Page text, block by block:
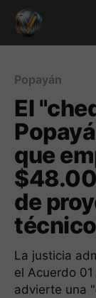
Popayán
El
que
de
La justicia
el Acuerdo
advierte una